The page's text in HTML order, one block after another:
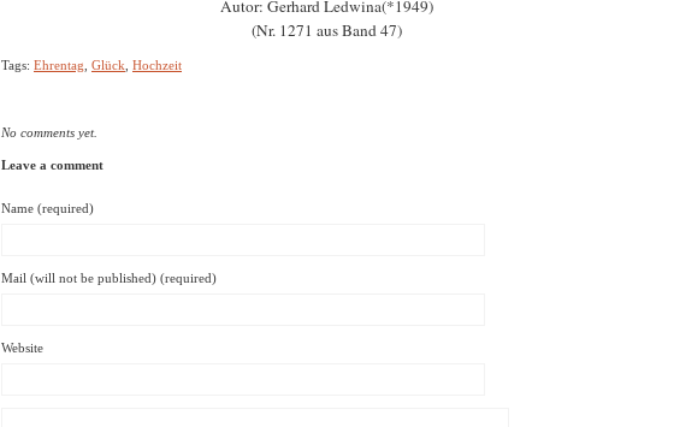
Autor: Gerhard Ledwina(*1949)
(Nr. 1271 aus Band 47)
Tags: Ehrentag Glück Hochzeit
No comments yet.
Leave a comment
Name (required)
Mail (will not be published) (required)
Website